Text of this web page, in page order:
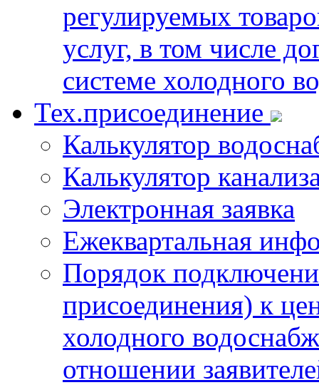
регулируемых
услуг, в том числе
системе холодного
Тех.присоединение
Калькулятор
Калькулятор
Электронная заявка
Ежеквартальная
Порядок
присоединения) к
холодного
отношении